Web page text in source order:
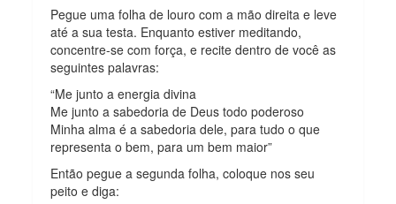
Pegue uma folha de louro com a mão direita e leve
até a sua testa. Enquanto estiver meditando,
concentre-se com força, e recite dentro de você as
seguintes palavras:
“Me junto a energia divina
Me junto a sabedoria de Deus todo poderoso
Minha alma é a sabedoria dele, para tudo o que
representa o bem, para um bem maior”
Então pegue a segunda folha, coloque nos seu
peito e diga: